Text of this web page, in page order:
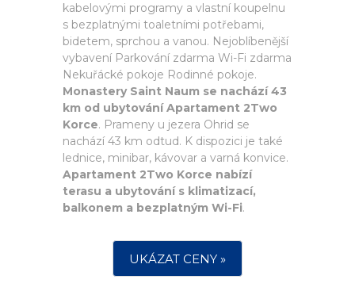
kabelovými programy a vlastní koupelnu
s bezplatnými toaletními potřebami,
bidetem, sprchou a vanou. Nejoblíbenější
vybavení Parkování zdarma Wi-Fi zdarma
Nekuřácké pokoje Rodinné pokoje.
Monastery Saint Naum se nachází 43
km od ubytování Apartament 2Two
Korce. Prameny u jezera Ohrid se
nachází 43 km odtud. K dispozici je také
lednice, minibar, kávovar a varná konvice.
Apartament 2Two Korce nabízí
terasu a ubytování s klimatizací,
balkonem a bezplatným Wi-Fi.
UKÁZAT CENY »